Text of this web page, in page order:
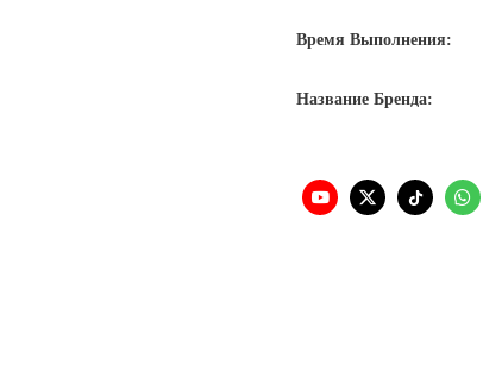
Время Выполнения:
Название Бренда: